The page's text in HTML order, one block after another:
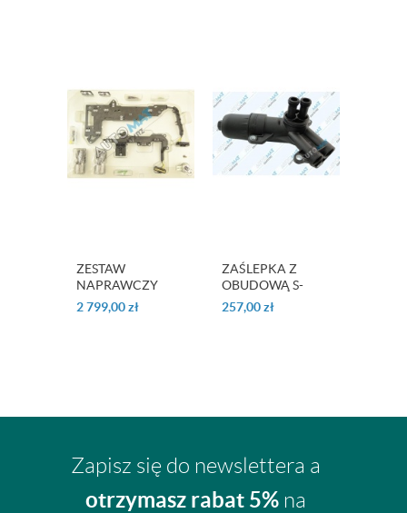
ZESTAW
NAPRAWCZY
MECHATRONIKI
S-TRONIC -
2 799,00zł
ZAŚLEPKA Z
OBUDOWĄ S-
TRONIC
ORYGINAŁ
257,00zł
Zapisz się do newslettera a
otrzymasz rabat 5%na